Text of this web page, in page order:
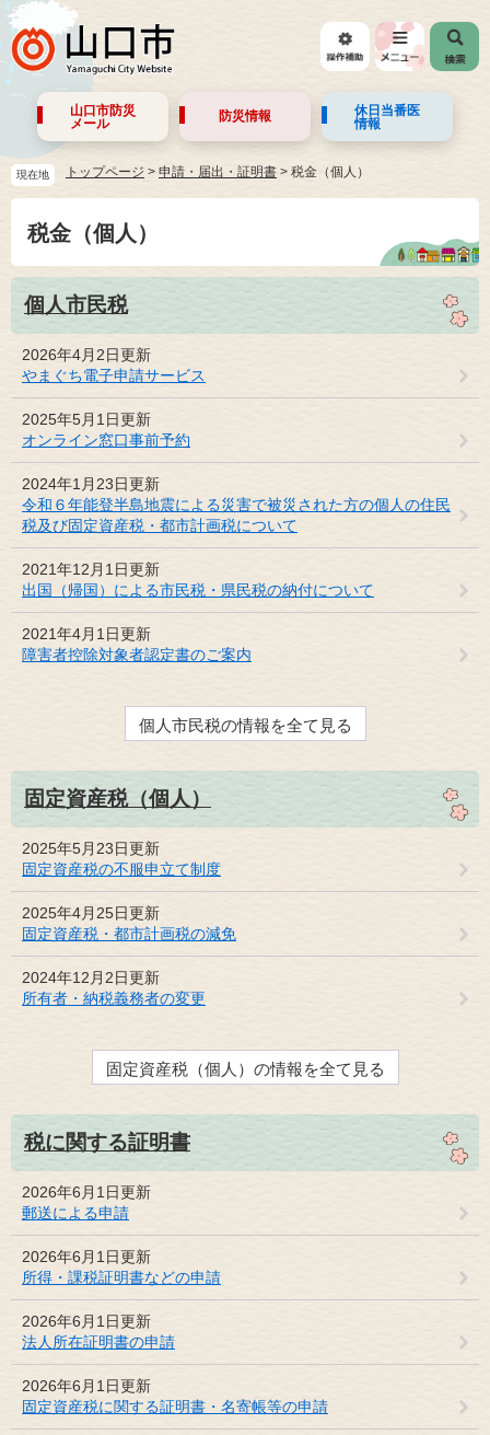
山口市防災
メール
防災情報
休日当番医
情報
現在地 トップページ > 申請・届出・証明書 > 税金（個人）
税金（個人）
個人市民税
2026年4月2日更新
やまぐち電子申請サービス
2025年5月1日更新
オンライン窓口事前予約
2024年1月23日更新
令和６年能登半島地震による災害で被災された方の個人の住民
税及び固定資産税・都市計画税について
2021年12月1日更新
出国（帰国）による市民税・県民税の納付について
2021年4月1日更新
障害者控除対象者認定書のご案内
個人市民税の情報を全て見る
固定資産税（個人）
2025年5月23日更新
固定資産税の不服申立て制度
2025年4月25日更新
固定資産税・都市計画税の減免
2024年12月2日更新
所有者・納税義務者の変更
固定資産税（個人）の情報を全て見る
税に関する証明書
2026年6月1日更新
郵送による申請
2026年6月1日更新
所得・課税証明書などの申請
2026年6月1日更新
法人所在証明書の申請
2026年6月1日更新
固定資産税に関する証明書・名寄帳等の申請